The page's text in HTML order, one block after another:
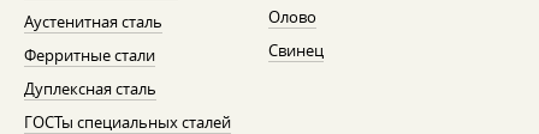
Аустенитная сталь
Ферритные стали
Дуплексная сталь
ГОСТы специальных сталей
Олово
Свинец